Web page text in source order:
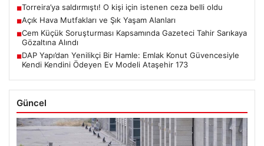
■Torreira’ya saldırmıştı! O kişi için istenen ceza belli oldu
■Açık Hava Mutfakları ve Şık Yaşam Alanları
■Cem Küçük Soruşturması Kapsamında Gazeteci Tahir Sarıkaya
Gözaltına Alındı
■DAP Yapı’dan Yenilikçi Bir Hamle: Emlak Konut Güvencesiyle
Kendi Kendini Ödeyen Ev Modeli Ataşehir 173
Güncel